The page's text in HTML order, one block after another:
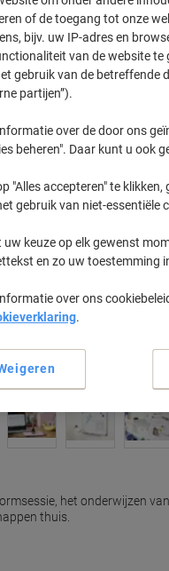
het onderwijzen
thuis.
of de toegang tot onze
bijv. uw IP-adres en
van de website
gebruik van de betreffende
partijen”).
over de door ons
beheren". Daar kunt u ook
"Alles accepteren" te
gebruik van niet-essentiële
uw keuze op elk gewenst
en zo uw toestemming
over ons
.